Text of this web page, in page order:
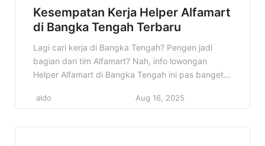
Kesempatan Kerja Helper Alfamart
di Bangka Tengah Terbaru
Lagi cari kerja di Bangka Tengah? Pengen jadi
bagian dari tim Alfamart? Nah, info lowongan
Helper Alfamart di Bangka Tengah ini pas banget
salah satu jaringan minimarket terbesar di
aldo Aug 16, 2025